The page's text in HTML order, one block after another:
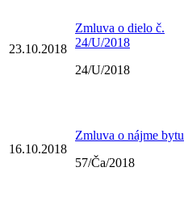
23.10.2018
Zmluva o dielo č.
24/U/2018
24/U/2018
16.10.2018
Zmluva o nájme bytu
57/Ča/2018